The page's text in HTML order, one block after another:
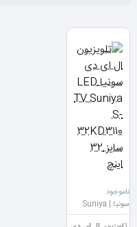
ناموجود
سونیا | Suniya